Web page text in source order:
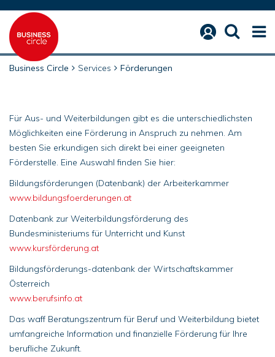
FÖRDERUNGEN
Business Circle Services Förderungen
Für Aus- und Weiterbildungen gibt es die unterschiedlichsten
Möglichkeiten eine Förderung in Anspruch zu nehmen. Am
besten Sie erkundigen sich direkt bei einer geeigneten
Förderstelle. Eine Auswahl finden Sie hier:
Bildungsförderungen (Datenbank) der Arbeiterkammer
www.bildungsfoerderungen.at
Datenbank zur Weiterbildungsförderung des
Bundesministeriums für Unterricht und Kunst
www.kursförderung.at
Bildungsförderungs-datenbank der Wirtschaftskammer
Österreich
www.berufsinfo.at
Das waff Beratungszentrum für Beruf und Weiterbildung bietet
umfangreiche Information und finanzielle Förderung für Ihre
berufliche Zukunft.